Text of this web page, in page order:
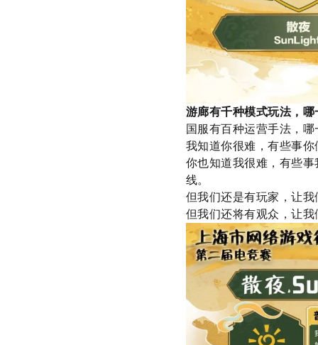
游廊有千种模式玩法，
国服有百种运营手法，
我知道你很难，有些事
你也知道我很难，有些
线。
但我们还是有玩家，让
但我们还将有观众，让